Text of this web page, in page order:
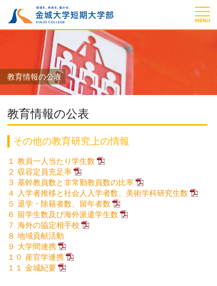
教育情報の公表
教育情報の公表
その他の教育研究上の情報
１ 教員一人当たり学生数
２ 収容定員充足率
３ 基幹教員数と非常勤教員数の比率
４ 入学者推移と社会人入学者数、美術学科研究生数
５ 退学・除籍者数、留年者数
６ 留学生数及び海外派遣学生数
７ 海外の協定相手校
８ 地域貢献活動
９ 大学間連携
１０ 産官学連携
１１ 金城紀要